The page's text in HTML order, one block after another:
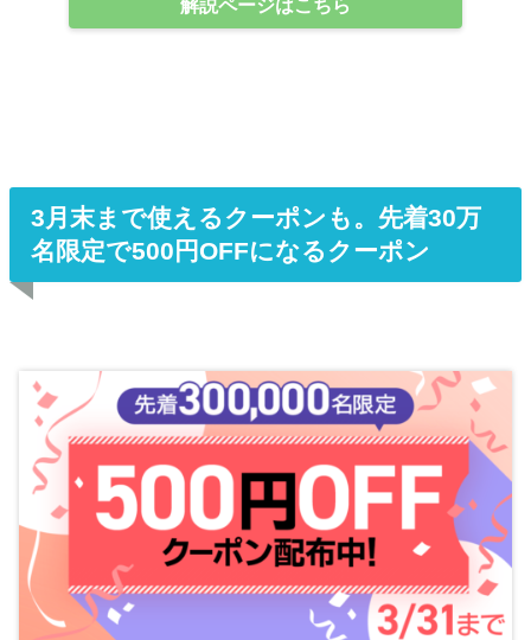
3月末まで使えるクーポンも。先着30万
名限定で500円OFFになるクーポン